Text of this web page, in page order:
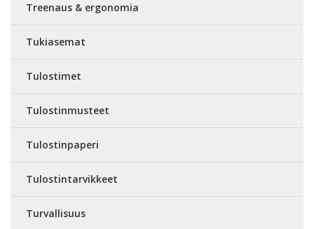
Treenaus & ergonomia
Tukiasemat
Tulostimet
Tulostinmusteet
Tulostinpaperi
Tulostintarvikkeet
Turvallisuus